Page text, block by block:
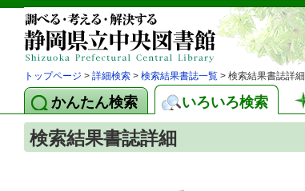
トップページ > 詳細検索 > 検索結果書誌一覧 > 検索結果書誌詳細
かんたん検索 いろいろ検索
検索結果書誌詳細